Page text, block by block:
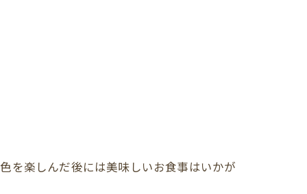
を楽しんだ後には美味しいお食事はいかが